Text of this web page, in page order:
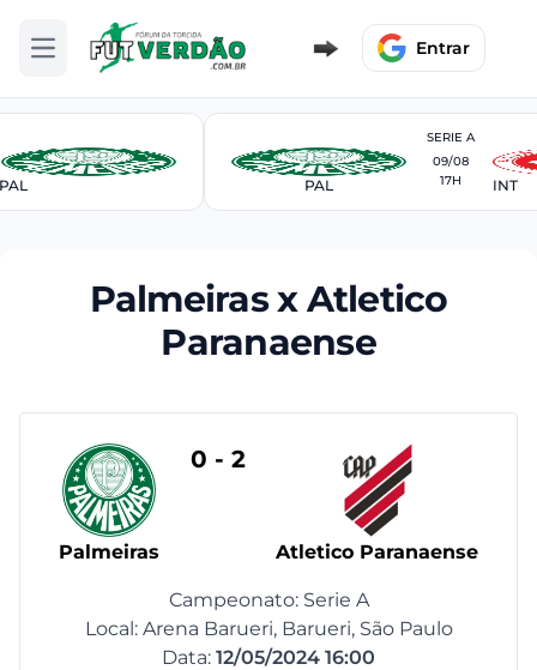
Abrir menu Entrar
PAL
SERIE A
PAL
09/08
17H
INT
Palmeiras x Atletico
Paranaense
Palmeiras
0 - 2
Atletico Paranaense
Campeonato: Serie A
Local: Arena Barueri, Barueri, São Paulo
Data: 12/05/2024 16:00